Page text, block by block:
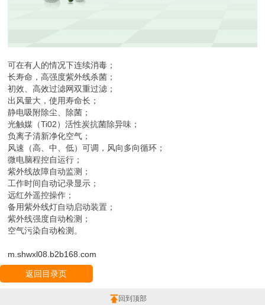
可在有人的情况下连续消毒；
长寿命，高强度紫外线杀菌；
初效、高效过滤网双重过滤；
出风量大，使用寿命长；
静电吸附除尘、除菌；
光触媒（Ti02）活性炭抗菌除异味；
负离子清新净化空气；
风速（高、中、低）可调，风向多向循环；
微电脑程控自运行；
紫外线故障自动监测；
工作时间自动记录显示；
远红外遥控操作；
备用紫外线灯自动启动装置；
紫外线强度自动检测；
空气污染自动检测。
m.shwxl08.b2b168.com
返回目录页
回到顶部